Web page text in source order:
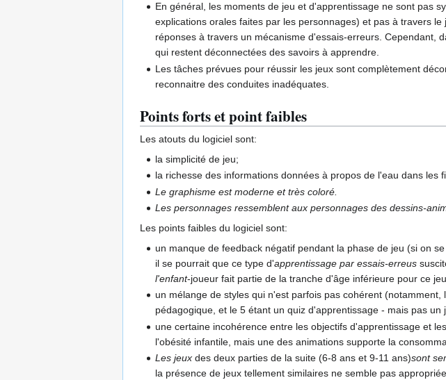
En général, les moments de jeu et d'apprentissage ne sont pas
explications orales faites par les personnages) et pas à travers
réponses à travers un mécanisme d'essais-erreurs. Cependant,
qui restent déconnectées des savoirs à apprendre.
Les tâches prévues pour réussir les jeux sont complètement
reconnaitre des conduites inadéquates.
Points forts et point faibles
Les atouts du logiciel sont:
la simplicité de jeu;
la richesse des informations données à propos de l'eau dans les
Le graphisme est moderne et très coloré.
Les personnages ressemblent aux personnages des dessins-
Les points faibles du logiciel sont:
un manque de feedback négatif pendant la phase de jeu (si on
il se pourrait que ce type d'apprentissage par essais-erreus
l'enfant-joueur fait partie de la tranche d'âge inférieure pour ce
un mélange de styles qui n'est parfois pas cohérent
pédagogique, et le 5 étant un quiz d'apprentissage - mais pas un
une certaine incohérence entre les objectifs d'apprentissage et
l'obésité infantile, mais une des animations supporte la
Les jeux des deux parties de la suite (6-8 ans et 9-11 ans)sont
la présence de jeux tellement similaires ne semble pas